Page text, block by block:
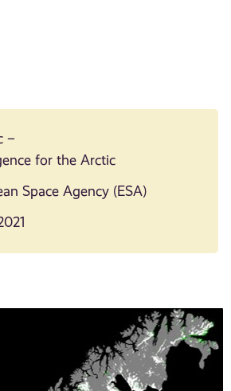
–
for the Arctic
Space Agency (ESA)